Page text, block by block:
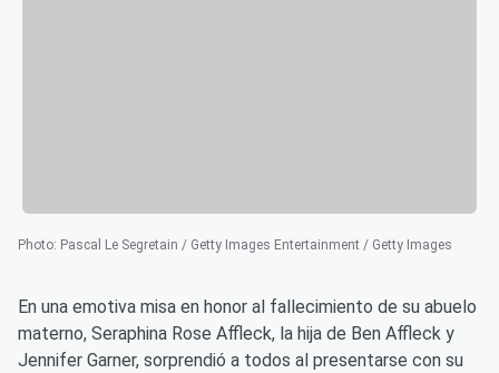
Photo: Pascal Le Segretain / Getty Images Entertainment / Getty Images
En una emotiva misa en honor al fallecimiento de su abuelo
materno, Seraphina Rose Affleck, la hija de Ben Affleck y
Jennifer Garner, sorprendió a todos al presentarse con su